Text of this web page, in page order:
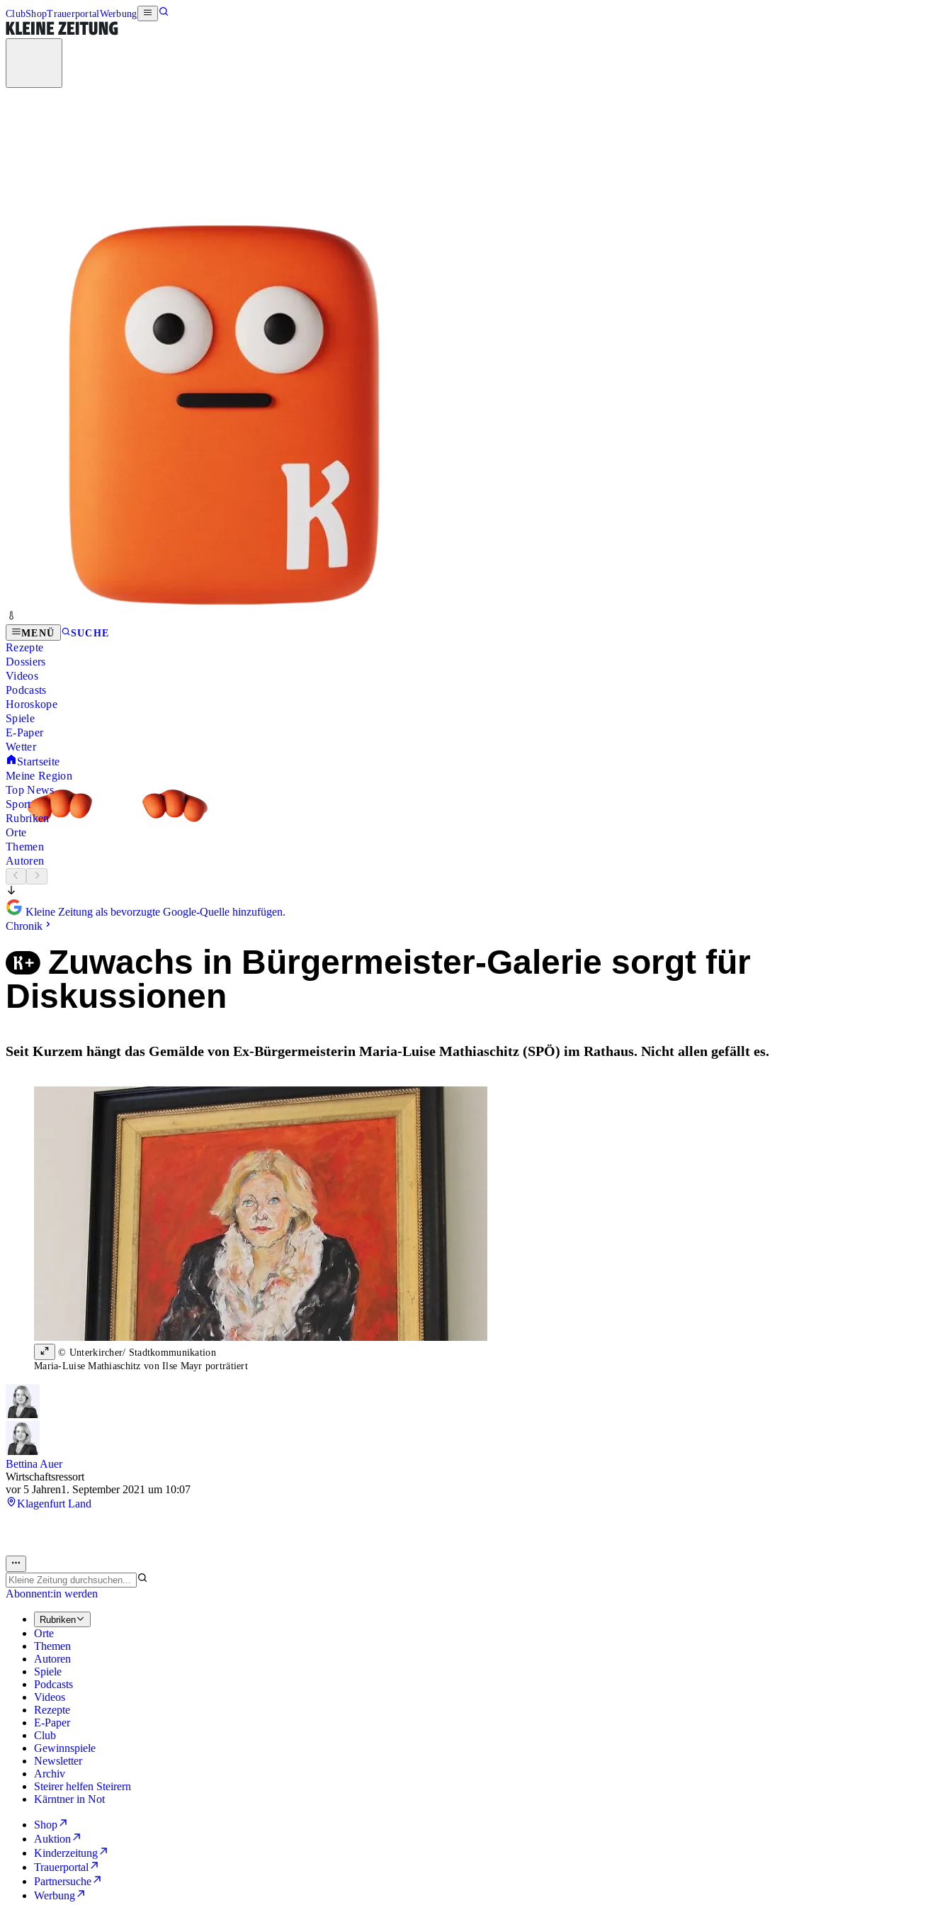
ClubShopTrauerportalWerbung
MENÜ SUCHE
Rezepte
Dossiers
Videos
Podcasts
Horoskope
Spiele
E-Paper
Wetter
Startseite
Meine Region
Top News
Sport
Rubriken
Orte
Themen
Autoren
Kleine Zeitung als bevorzugte Google-Quelle hinzufügen.
Chronik
Zuwachs in Bürgermeister-Galerie sorgt für
Diskussionen
Seit Kurzem hängt das Gemälde von Ex-Bürgermeisterin Maria-Luise Mathiaschitz (SPÖ) im Rathaus. Nicht allen gefällt es.
© Unterkircher/ Stadtkommunikation
Maria-Luise Mathiaschitz von Ilse Mayr porträtiert
Bettina Auer
Wirtschaftsressort
vor 5 Jahren1. September 2021 um 10:07
Klagenfurt Land
Abonnent:in werden
Rubriken
Orte
Themen
Autoren
Spiele
Podcasts
Videos
Rezepte
E-Paper
Club
Gewinnspiele
Newsletter
Archiv
Steirer helfen Steirern
Kärntner in Not
Shop
Auktion
Kinderzeitung
Trauerportal
Partnersuche
Werbung